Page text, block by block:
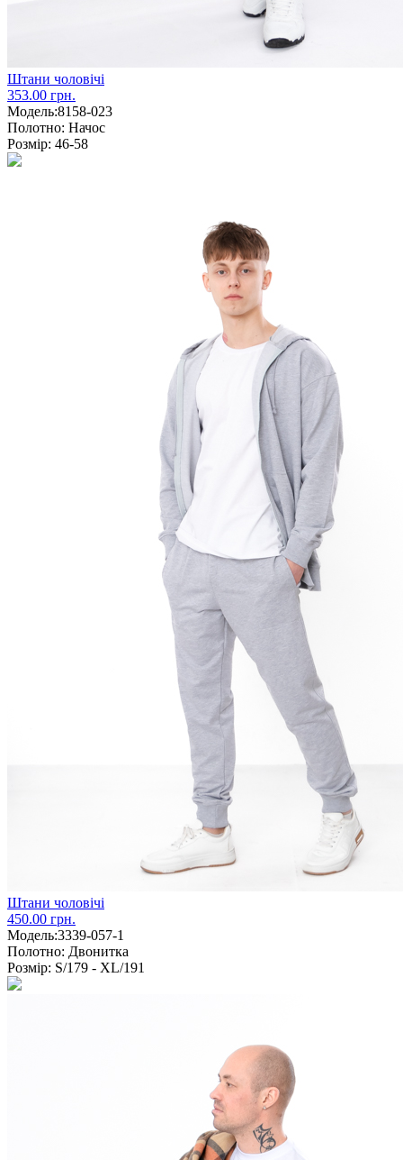
Штани чоловічі
353.00 грн.
Модель:8158-023
Полотно: Начос
Розмір: 46-58
Штани чоловічі
450.00 грн.
Модель:3339-057-1
Полотно: Двонитка
Розмір: S/179 - XL/191